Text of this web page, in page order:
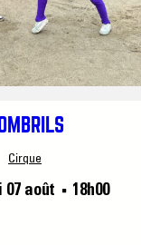
Cirque
07 août ■ 18h00